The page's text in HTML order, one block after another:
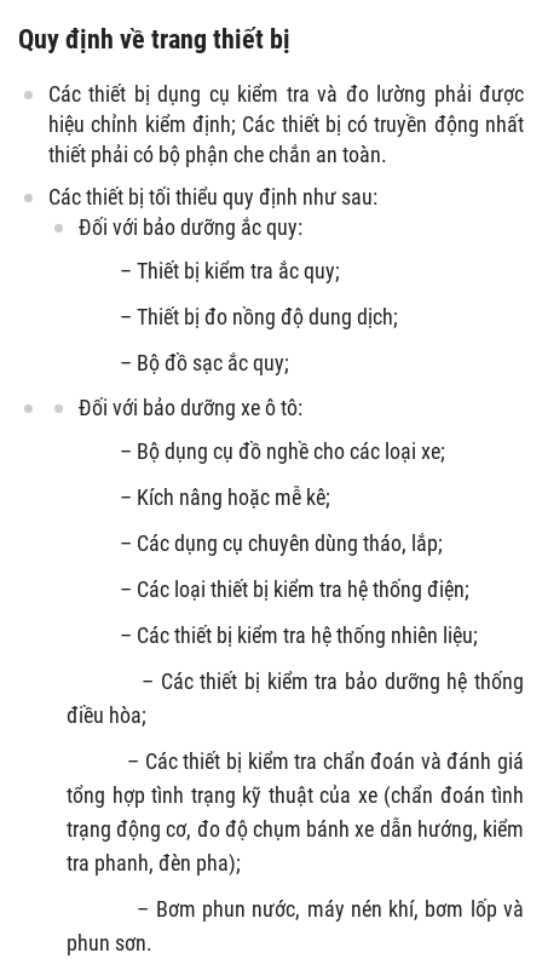
Quy định về trang thiết bị
Các thiết bị dụng cụ kiểm tra và đo lường phải được
hiệu chỉnh kiểm định; Các thiết bị có truyền động nhất
thiết phải có bộ phận che chắn an toàn.
Các thiết bị tối thiểu quy định như sau:
Đối với bảo dưỡng ắc quy:
– Thiết bị kiểm tra ắc quy;
– Thiết bị đo nồng độ dung dịch;
– Bộ đồ sạc ắc quy;
Đối với bảo dưỡng xe ô tô:
– Bộ dụng cụ đồ nghề cho các loại xe;
– Kích nâng hoặc mễ kê;
– Các dụng cụ chuyên dùng tháo, lắp;
– Các loại thiết bị kiểm tra hệ thống điện;
– Các thiết bị kiểm tra hệ thống nhiên liệu;
– Các thiết bị kiểm tra bảo dưỡng hệ thống
điều hòa;
– Các thiết bị kiểm tra chẩn đoán và đánh giá
tổng hợp tình trạng kỹ thuật của xe (chẩn đoán tình
trạng động cơ, đo độ chụm bánh xe dẫn hướng, kiểm
tra phanh, đèn pha);
– Bơm phun nước, máy nén khí, bơm lốp và
phun sơn.